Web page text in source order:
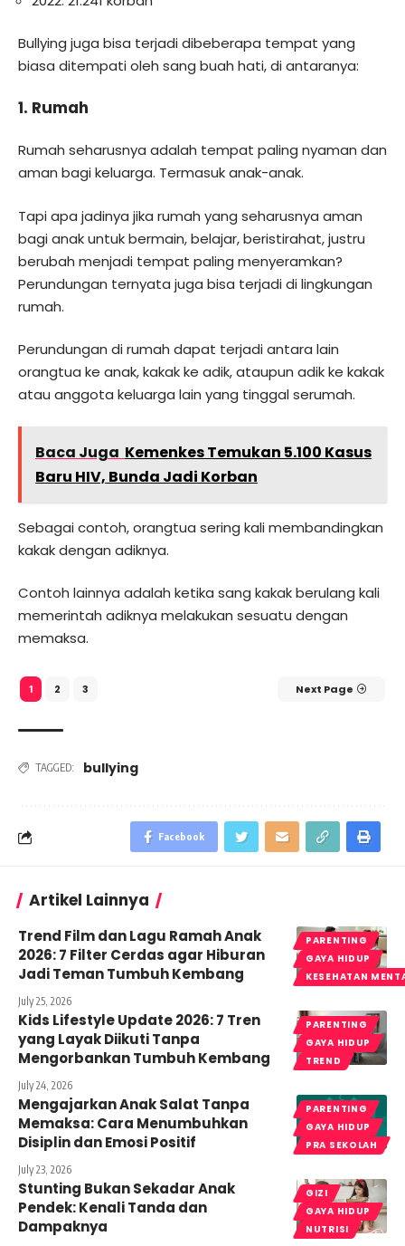
Bullying juga bisa terjadi dibeberapa tempat yang
biasa ditempati oleh sang buah hati, di antaranya:
1. Rumah
Rumah seharusnya adalah tempat paling nyaman dan
aman bagi keluarga. Termasuk anak-anak.
Tapi apa jadinya jika rumah yang seharusnya aman
bagi anak untuk bermain, belajar, beristirahat, justru
berubah menjadi tempat paling menyeramkan?
Perundungan ternyata juga bisa terjadi di lingkungan
rumah.
Perundungan di rumah dapat terjadi antara lain
orangtua ke anak, kakak ke adik, ataupun adik ke kakak
atau anggota keluarga lain yang tinggal serumah.
Baca Juga Kemenkes Temukan 5.100 Kasus
Baru HIV, Bunda Jadi Korban
Sebagai contoh, orangtua sering kali membandingkan
kakak dengan adiknya.
Contoh lainnya adalah ketika sang kakak berulang kali
memerintah adiknya melakukan sesuatu dengan
memaksa.
1 2 3 Next Page
TAGGED: bullying
Facebook
Artikel Lainnya
PARENTING
GAYA HIDUP
KESEHATAN
Trend Film dan Lagu Ramah Anak
2026: 7 Filter Cerdas agar Hiburan
Jadi Teman Tumbuh Kembang
July 25, 2026
PARENTING
GAYA HIDUP
TREND
Kids Lifestyle Update 2026: 7 Tren
yang Layak Diikuti Tanpa
Mengorbankan Tumbuh Kembang
July 24, 2026
PARENTING
GAYA HIDUP
PRA SEKOLAH
Mengajarkan Anak Salat Tanpa
Memaksa: Cara Menumbuhkan
Disiplin dan Emosi Positif
July 23, 2026
GIZI
GAYA HIDUP
NUTRISI
Stunting Bukan Sekadar Anak
Pendek: Kenali Tanda dan
Dampaknya